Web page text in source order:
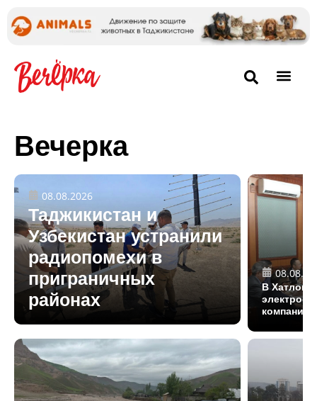
Вечерка
08.08.2026
Таджикистан и
Узбекистан устранили
радиопомехи в
приграничных
районах
В Хатлоне
компанией